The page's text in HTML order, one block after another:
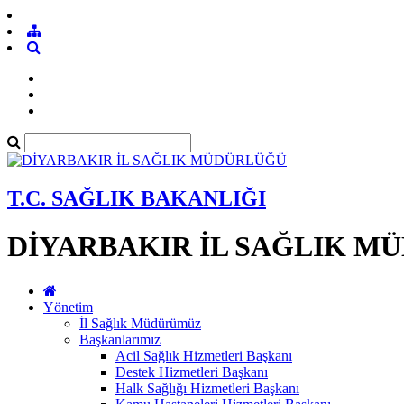
T.C. SAĞLIK BAKANLIĞI
DİYARBAKIR İL SAĞLIK
Yönetim
İl Sağlık Müdürümüz
Başkanlarımız
Acil Sağlık Hizmetleri Başkanı
Destek Hizmetleri Başkanı
Halk Sağlığı Hizmetleri Başkanı